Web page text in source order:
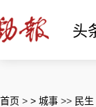
头
首页 > > 城事 >> 民生